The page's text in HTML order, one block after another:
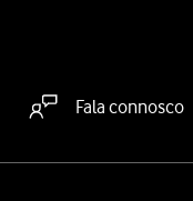
Fala connosco